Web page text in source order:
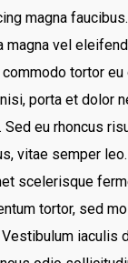
magna
magna vel
tortor eu
porta et dolor
eu rhoncus
vitae semper
scelerisque
tortor, sed
iaculis